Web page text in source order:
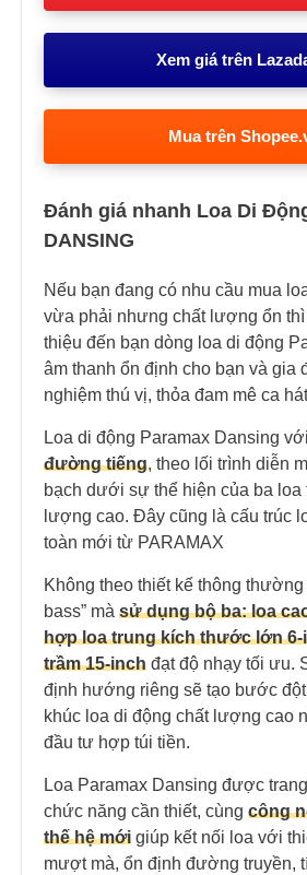
Xem giá trên
Mua trên
Đánh giá nhanh Loa Di
DANSING
Nếu bạn đang có nhu cầu mua
vừa phải nhưng chất lượng ổn
thiệu đến bạn dòng loa di động
âm thanh ổn định cho bạn và gia
nghiệm thú vị, thỏa đam mê ca
Loa di động Paramax Dansing với
đường tiếng, theo lối trình diễn
bạch dưới sự thể hiện của ba loa
lượng cao. Đây cũng là cấu trúc
toàn mới từ PARAMAX
Không theo thiết kế thông thường
bass” mà sử dụng bộ ba: loa
hợp loa trung kích thước lớn 6-
trầm 15-inch đạt độ nhạy tối ưu.
định hướng riêng sẽ tạo bước
khúc loa di động chất lượng cao
đầu tư hợp túi tiền.
Loa Paramax Dansing được
chức năng cần thiết, cùng công
thế hệ mới giúp kết nối loa với
mượt mà, ổn định đường truyền,